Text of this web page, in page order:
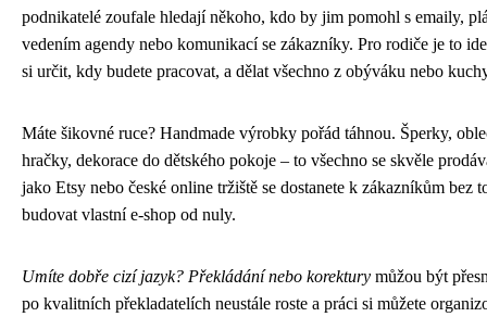
podnikatelé zoufale hledají někoho, kdo by jim pomohl s emaily,
vedením agendy nebo komunikací se zákazníky. Pro rodiče je to
si určit, kdy budete pracovat, a dělat všechno z obýváku nebo
Máte šikovné ruce? Handmade výrobky pořád táhnou. Šperky,
hračky, dekorace do dětského pokoje – to všechno se skvěle
jako Etsy nebo české online tržiště se dostanete k zákazníkům bez
budovat vlastní e-shop od nuly.
Umíte dobře cizí jazyk? Překládání nebo korektury můžou být
po kvalitních překladatelích neustále roste a práci si můžete